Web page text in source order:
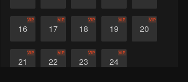
16
VIP
17
VIP
18
VIP
19
VIP
20
VIP
21
VIP
22
VIP
23
VIP
24
VIP